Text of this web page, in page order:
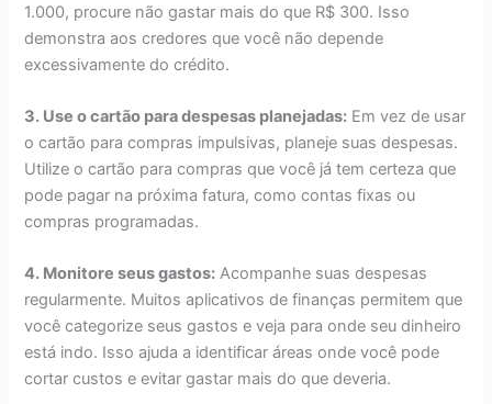
1.000, procure não gastar mais do que R$ 300. Isso
demonstra aos credores que você não depende
excessivamente do crédito.
3. Use o cartão para despesas planejadas: Em vez de usar
o cartão para compras impulsivas, planeje suas despesas.
Utilize o cartão para compras que você já tem certeza que
pode pagar na próxima fatura, como contas fixas ou
compras programadas.
4. Monitore seus gastos: Acompanhe suas despesas
regularmente. Muitos aplicativos de finanças permitem que
você categorize seus gastos e veja para onde seu dinheiro
está indo. Isso ajuda a identificar áreas onde você pode
cortar custos e evitar gastar mais do que deveria.